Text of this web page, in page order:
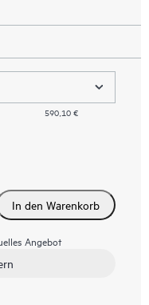
590,10 €
In den Warenkorb
Angebot